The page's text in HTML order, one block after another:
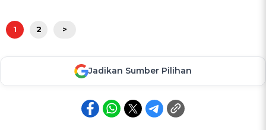
1 2 >
Jadikan Sumber Pilihan